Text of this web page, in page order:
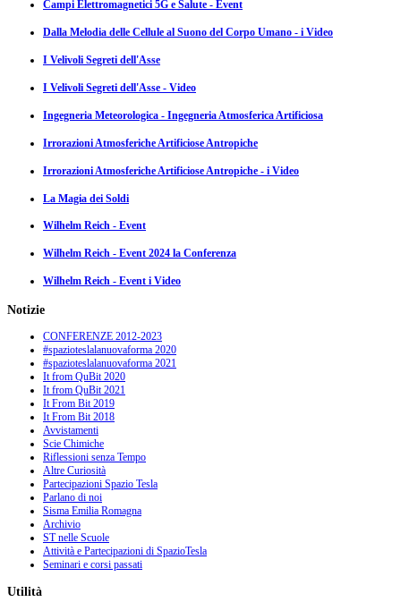
Campi Elettromagnetici 5G e Salute - Event
Dalla Melodia delle Cellule al Suono del Corpo Umano - i Video
I Velivoli Segreti dell'Asse
I Velivoli Segreti dell'Asse - Video
Ingegneria Meteorologica - Ingegneria Atmosferica Artificiosa
Irrorazioni Atmosferiche Artificiose Antropiche
Irrorazioni Atmosferiche Artificiose Antropiche - i Video
La Magia dei Soldi
Wilhelm Reich - Event
Wilhelm Reich - Event 2024 la Conferenza
Wilhelm Reich - Event i Video
Notizie
CONFERENZE 2012-2023
#spazioteslalanuovaforma 2020
#spazioteslalanuovaforma 2021
It from QuBit 2020
It from QuBit 2021
It From Bit 2019
It From Bit 2018
Avvistamenti
Scie Chimiche
Riflessioni senza Tempo
Altre Curiosità
Partecipazioni Spazio Tesla
Parlano di noi
Sisma Emilia Romagna
Archivio
ST nelle Scuole
Attività e Partecipazioni di SpazioTesla
Seminari e corsi passati
Utilità